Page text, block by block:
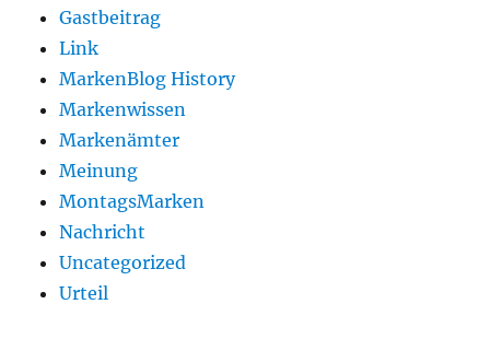
Gastbeitrag
Link
MarkenBlog History
Markenwissen
Markenämter
Meinung
MontagsMarken
Nachricht
Uncategorized
Urteil